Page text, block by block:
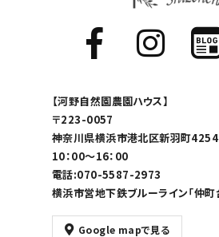
【河野自然園農園ハウス】
〒223-0057
神奈川県横浜市港北区新羽町4254
10：00～16：00
電話:070-5587-2973
横浜市営地下鉄ブルーライン「仲町
Google mapで見る